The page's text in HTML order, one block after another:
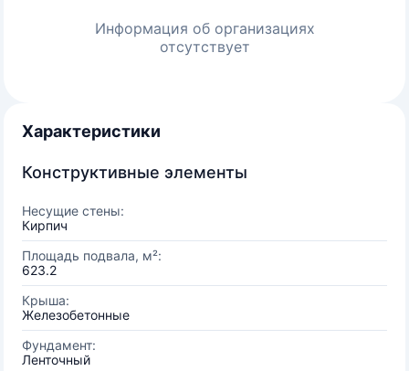
Информация об организациях
отсутствует
Характеристики
Конструктивные элементы
Несущие стены:
Кирпич
Площадь подвала, м²:
623.2
Крыша:
Железобетонные
Фундамент:
Ленточный